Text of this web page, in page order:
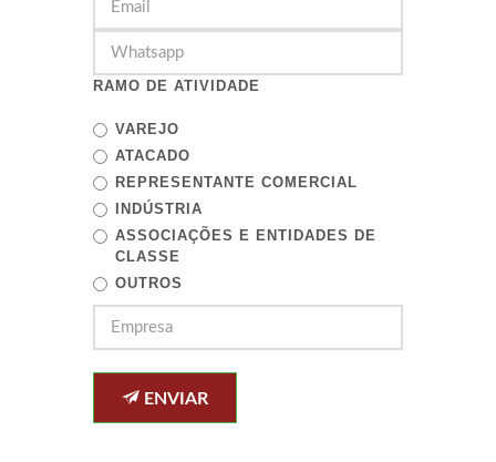
RAMO DE ATIVIDADE
VAREJO
ATACADO
REPRESENTANTE COMERCIAL
INDÚSTRIA
ASSOCIAÇÕES E ENTIDADES DE
CLASSE
OUTROS
ENVIAR